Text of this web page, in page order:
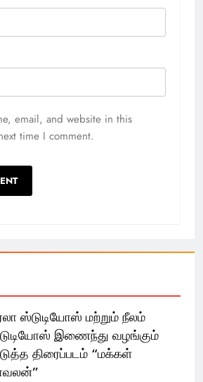
email, and website in this
time I comment.
ஸ்டுடியோஸ் மற்றும் நீலம்
இணைந்து வழங்கும்
திரைப்படம் “மக்கள்